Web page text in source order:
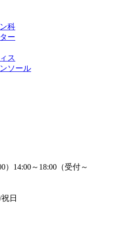
科
ー
ス
ソール
）14:00～18:00（受付～
日